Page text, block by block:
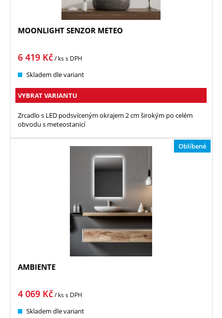
MOONLIGHT SENZOR METEO
6 419 Kč/ kss DPH
Skladem dle variant
VYBRAT VARIANTU
Zrcadlo s LED podsvíceným okrajem 2 cm širokým po celém
obvodu s meteostanicí
Oblíbené
AMBIENTE
4 069 Kč/ kss DPH
Skladem dle variant